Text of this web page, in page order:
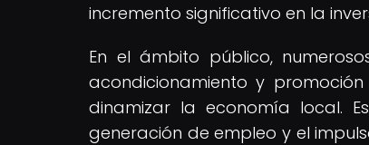
incremento significativo en la
En el ámbito público,
acondicionamiento y
dinamizar la economía local.
generación de empleo y el